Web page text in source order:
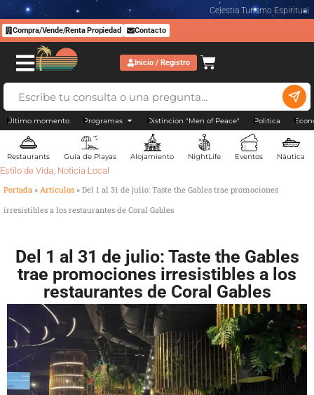
Celestia Turismo Espiritual
Compra/Vende/Renta Propiedad Contacto
Inicio / Registro
Último momento Programas Distincion "Men of Peace" Politica
Restaurants Guía de Playas Alojamiento NightLife Eventos Náutica
Estilo de Vida, Noticia Local
Portada » Artículos » Del 1 al 31 de julio: Taste the Gables trae promociones
irresistibles a los restaurantes de Coral Gables
Del 1 al 31 de julio: Taste the Gables
trae promociones irresistibles a los
restaurantes de Coral Gables